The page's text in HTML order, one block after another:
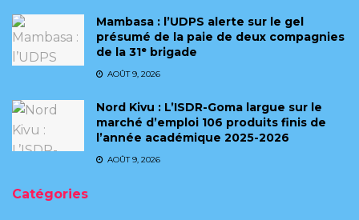
Mambasa : l’UDPS alerte sur le gel
présumé de la paie de deux compagnies
de la 31ᵉ brigade
AOÛT 9, 2026
Nord Kivu : L’ISDR-Goma largue sur le
marché d’emploi 106 produits finis de
l’année académique 2025-2026
AOÛT 9, 2026
Catégories